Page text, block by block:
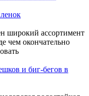
широкий ассортимент
чем окончательно
и биг-бегов в